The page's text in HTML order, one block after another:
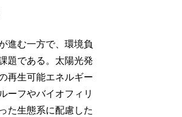
進む一方で、環境負
題である。太陽光発
再生可能エネルギー
ーフやバイオフィリ
た生態系に配慮した